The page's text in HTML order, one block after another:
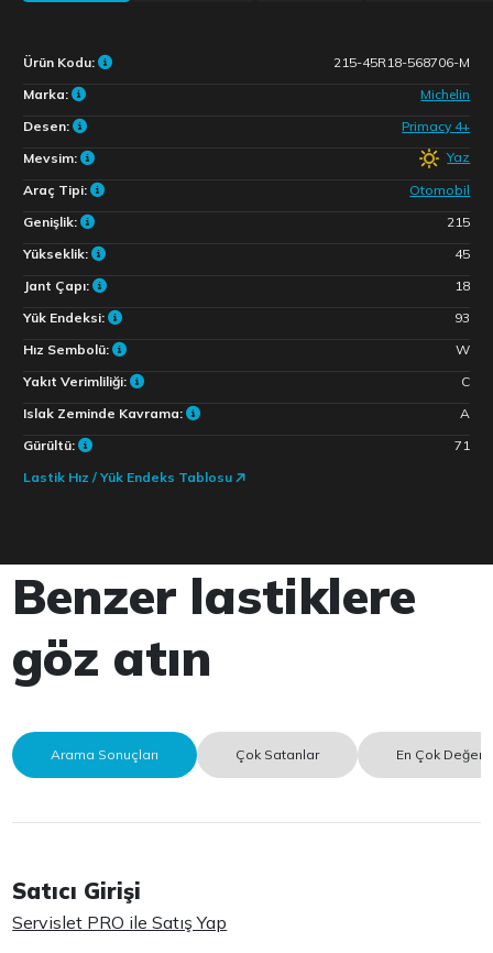
Ürün Kodu:
215-45R18-568706-M
Marka:
Michelin
Desen:
Primacy 4+
Mevsim:
Yaz
Araç Tipi:
Otomobil
Genişlik:
215
Yükseklik:
45
Jant Çapı:
18
Yük Endeksi:
93
Hız Sembolü:
W
Yakıt Verimliliği:
C
Islak Zeminde Kavrama:
A
Gürültü:
71
Lastik Hız / Yük Endeks Tablosu
Benzer lastiklere
göz atın
Arama Sonuçları Çok Satanlar En Çok
Satıcı Girişi
Servislet PRO ile Satış Yap